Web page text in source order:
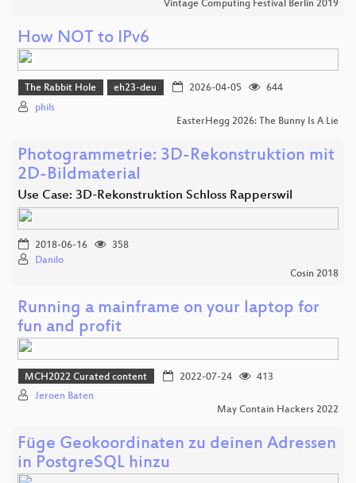
Vintage Computing Festival Berlin 2019
How NOT to IPv6
The Rabbit Hole eh23-deu 2026-04-05
644
phils
EasterHegg 2026: The Bunny Is A Lie
Photogrammetrie: 3D-Rekonstruktion mit
2D-Bildmaterial
Use Case: 3D-Rekonstruktion Schloss Rapperswil
2018-06-16
358
Danilo
Cosin 2018
Running a mainframe on your laptop for
fun and profit
MCH2022 Curated content 2022-07-24
413
Jeroen Baten
May Contain Hackers 2022
Füge Geokoordinaten zu deinen Adressen
in PostgreSQL hinzu